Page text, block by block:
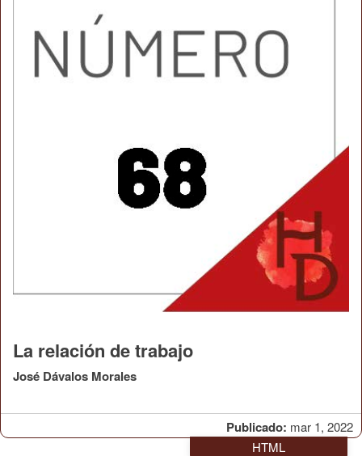
Publicado: mar 1, 2022
La relación de trabajo
José Dávalos Morales
HTML